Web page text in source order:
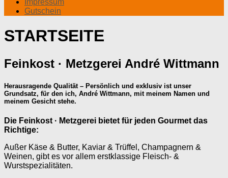
Impressum
Gutschein
STARTSEITE
Feinkost · Metzgerei André Wittmann
Herausragende Qualität – Persönlich und exklusiv ist unser
Grundsatz, für den ich, André Wittmann, mit meinem Namen und
meinem Gesicht stehe.
Die Feinkost · Metzgerei bietet für jeden Gourmet das
Richtige:
Außer Käse & Butter, Kaviar & Trüffel, Champagnern &
Weinen, gibt es vor allem erstklassige Fleisch- &
Wurstspezialitäten.